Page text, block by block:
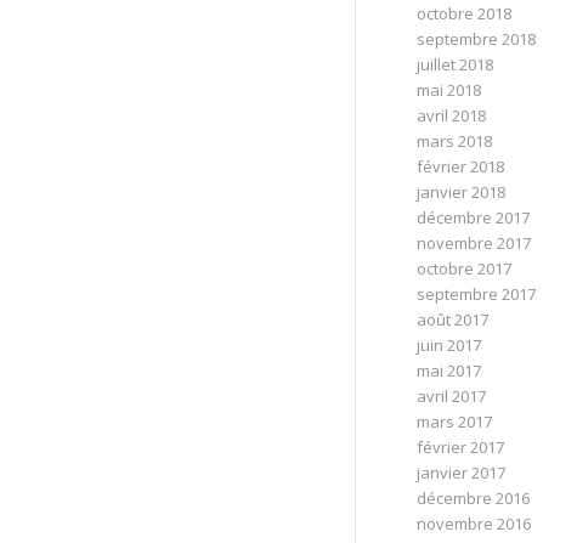
octobre 2018
septembre 2018
juillet 2018
mai 2018
avril 2018
mars 2018
février 2018
janvier 2018
décembre 2017
novembre 2017
octobre 2017
septembre 2017
août 2017
juin 2017
mai 2017
avril 2017
mars 2017
février 2017
janvier 2017
décembre 2016
novembre 2016